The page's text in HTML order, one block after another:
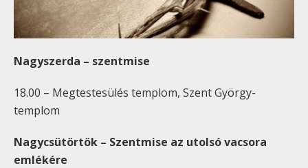
Nagyszerda – szentmise
18.00 – Megtestesülés templom, Szent György-
templom
Nagycsütörtök – Szentmise az utolsó vacsora
emlékére